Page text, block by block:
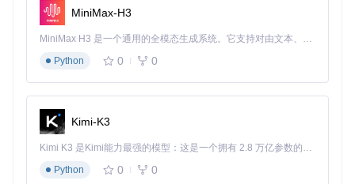
证、提交和错误反馈？本项目将构建一个功能完善的表单处理
系统。
表单提交状态管理与加载反馈
复杂表单数据处理与格式化
核心价值：掌握用户输入处理最佳实践，提升表单交互体验设
计能力，了解前端数据验证策略。
MiniMax-H3
MiniMax H3 是一个通用的全模态生成系统。它支持对由文本、图像、视频和音频组成的多模态上下文进行统一理解，并能生成分辨率高达 2K、时长可达 15 秒的带原生立体声音频的视频。得益于面向任务泛化的系统设计，H3 在预训练阶段就已具备广泛的多模态上下文理解与生成能力，能够出色地执行复杂的多模态指令。
Python
0 0
Kimi-K3
Kimi K3 是Kimi能力最强的模型：这是一个拥有 2.8 万亿参数的混合专家（MoE）模型，具备原生视觉理解能力，并支持 100 万 token 的上下文窗口。
Python
0 0